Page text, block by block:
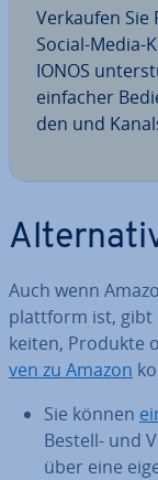
Verkaufen
Social-Media-
IONOS
einfacher
den und
Auch wenn
platt­form ist, gibt
kei­ten, Produkte
ven zu Amazon
Sie können
Bestell- und
über eine